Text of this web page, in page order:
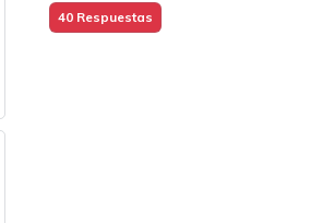
40 Respuestas